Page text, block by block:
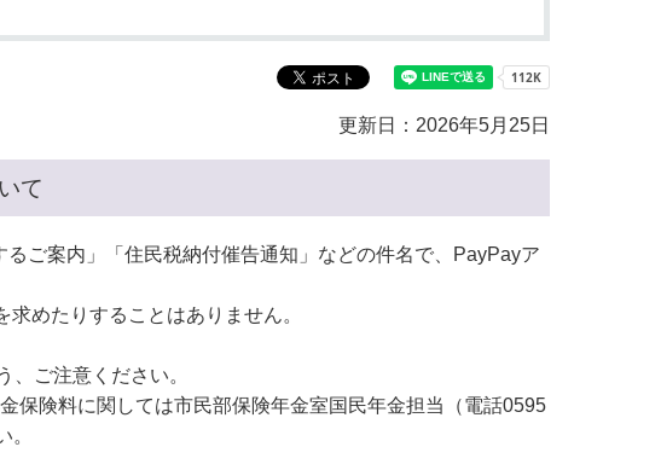
コミュニティスク
市の窓口一覧
更新日：2026年5月25日
て
ご案内」「住民税納付催告通知」などの件名で、PayPayア
めたりすることはありません。
ご注意ください。
保険料に関しては市民部保険年金室国民年金担当（電話0595